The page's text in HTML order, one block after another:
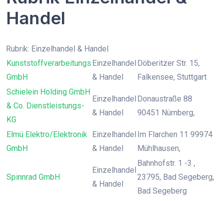
Handel
Rubrik: Einzelhandel & Handel
Kunststoffverarbeitungs
GmbH
Einzelhandel
& Handel
Döberitzer Str. 15,
Falkensee, Stuttgart
Schielein Holding GmbH
& Co. Dienstleistungs-
KG
Einzelhandel
& Handel
Donaustraße 88
90451 Nürnberg,
Elmü Elektro/Elektronik
GmbH
Einzelhandel
& Handel
Im Flarchen 11 99974
Mühlhausen,
Spinnrad GmbH
Einzelhandel
& Handel
Bahnhofstr. 1 -3 ,
23795, Bad Segeberg,
Bad Segeberg